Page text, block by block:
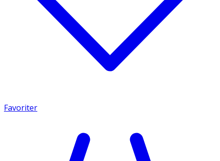
Favoriter